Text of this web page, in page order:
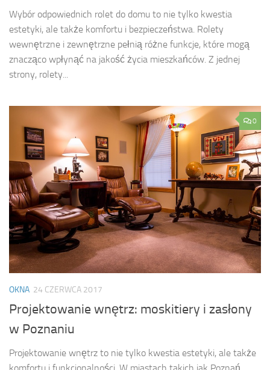
Wybór odpowiednich rolet do domu to nie tylko kwestia
estetyki, ale także komfortu i bezpieczeństwa. Rolety
wewnętrzne i zewnętrzne pełnią różne funkcje, które mogą
znacząco wpłynąć na jakość życia mieszkańców. Z jednej
strony, rolety...
0
OKNA 24 CZERWCA 2017
Projektowanie wnętrz: moskitiery i zasłony
w Poznaniu
Projektowanie wnętrz to nie tylko kwestia estetyki, ale także